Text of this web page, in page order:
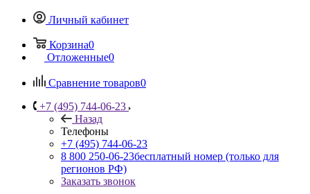
Личный кабинет
Корзина0
Отложенные0
Сравнение товаров0
+7 (495) 744-06-23
Назад
Телефоны
+7 (495) 744-06-23
8 800 250-06-23бесплатный номер (только для
регионов РФ)
Заказать звонок